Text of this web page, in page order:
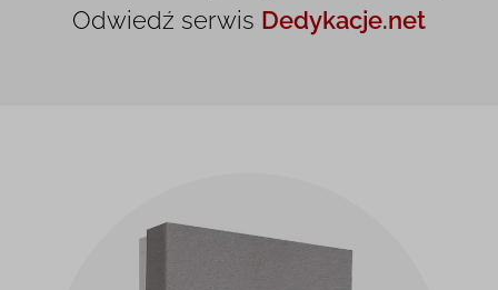
Odwiedź serwis Dedykacje.net